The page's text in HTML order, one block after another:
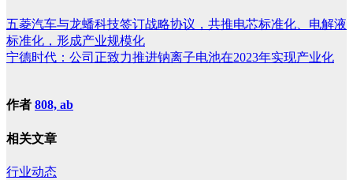
五菱汽车与龙蟠科技签订战略协议，共推电芯标准化、电解液
标准化，形成产业规模化
宁德时代：公司正致力推进钠离子电池在2023年实现产业化
作者 808, ab
相关文章
行业动态